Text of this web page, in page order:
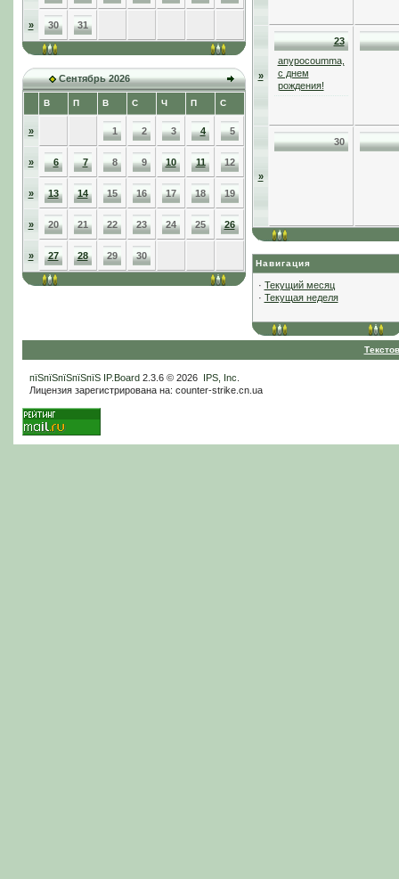
» 30 31
Сентябрь 2026
В П В С Ч П С
» 1 2 3 4 5
» 6 7 8 9 10 11 12
» 13 14 15 16 17 18 19
» 20 21 22 23 24 25 26
» 27 28 29 30
»
23
anypocoumma,
с днем
рождения!
»
30
Навигация
· Текущий месяц
· Текущая неделя
пїЅпїЅпїЅпїЅпїЅ IP.Board2.3.6 © 2026 IPS, Inc
Лицензия зарегистрирована на: counter-strike.cn.ua